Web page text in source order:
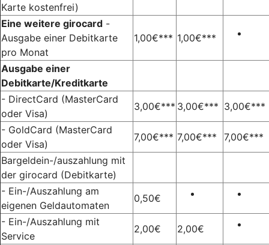
Karte kostenfrei)
Eine weitere girocard -
Ausgabe einer Debitkarte
pro Monat
1,00€*** 1,00€***
Ausgabe einer
Debitkarte/Kreditkarte
- DirectCard (MasterCard
oder Visa)
3,00€*** 3,00€*** 3,00€***
- GoldCard (MasterCard
oder Visa)
7,00€*** 7,00€***
7,00€***
Bargeldein-/auszahlung mit
der girocard (Debitkarte)
- Ein-/Auszahlung am
eigenen Geldautomaten
0,50€
- Ein-/Auszahlung mit
Service
2,00€
2,00€